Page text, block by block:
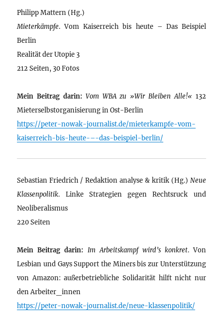
Philipp Mattern (Hg.)
Mieterkämpfe. Vom Kaiserreich bis heute – Das Beispiel
Berlin
Realität der Utopie 3
212 Seiten, 30 Fotos
Mein Beitrag darin: Vom WBA zu »Wir Bleiben Alle!« 132
Mieterselbstorganisierung in Ost-Berlin
https://peter-nowak-journalist.de/mieterkampfe-vom-
kaiserreich-bis-heute-–-das-beispiel-berlin/
Sebastian Friedrich / Redaktion analyse & kritik (Hg.) Neue
Klassenpolitik. Linke Strategien gegen Rechtsruck und
Neoliberalismus
220 Seiten
Mein Beitrag darin: Im Arbeitskampf wird’s konkret. Von
Lesbian und Gays Support the Miners bis zur Unterstützung
von Amazon: außerbetriebliche Solidarität hilft nicht nur
den Arbeiter_innen
https://peter-nowak-journalist.de/neue-klassenpolitik/